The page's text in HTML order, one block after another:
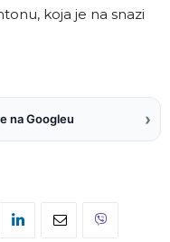
koja je na snazi
na Googleu ›